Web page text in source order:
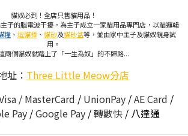
貓奴必到！全店只售貓用品！
子的腦電波干擾，為主子成立一家貓用品專門店，以貓邏輯
糧、 逗貓棒、 貓砂及貓砂盆等，並由家中主子及貓奴親身試
用。
兩個貓奴就踏上了「一生為奴」的不歸路...
址： Three Little Meow分店
/ MasterCard / UnionPay/AE Card /
Pay /Google Pay /轉數快 / 八達通